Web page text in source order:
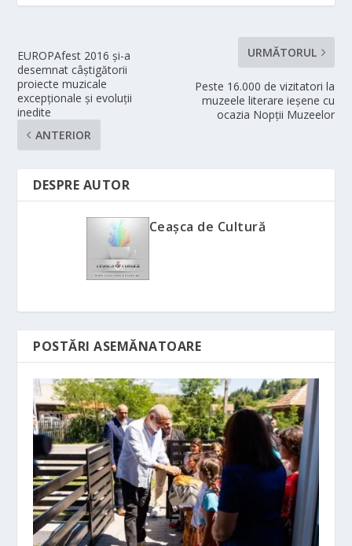
EUROPAfest 2016 și-a
desemnat câștigătorii
proiecte muzicale
excepționale și evoluții
inedite
ANTERIOR
URMĂTORUL
Peste 16.000 de vizitatori la
muzeele literare ieșene cu
ocazia Nopții Muzeelor
DESPRE AUTOR
Ceașca de Cultură
POSTĂRI ASEMĂNATOARE